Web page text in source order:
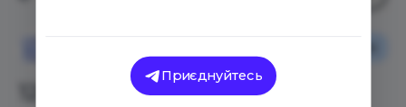
12 показників розвиненого
Приєднуйтесь